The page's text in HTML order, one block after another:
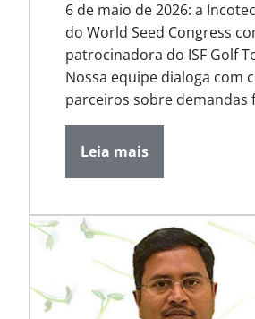
6 de maio de 2026: a
do World Seed Congress
patrocinadora do ISF Golf
Nossa equipe dialoga com
parceiros sobre demandas
Leia mais